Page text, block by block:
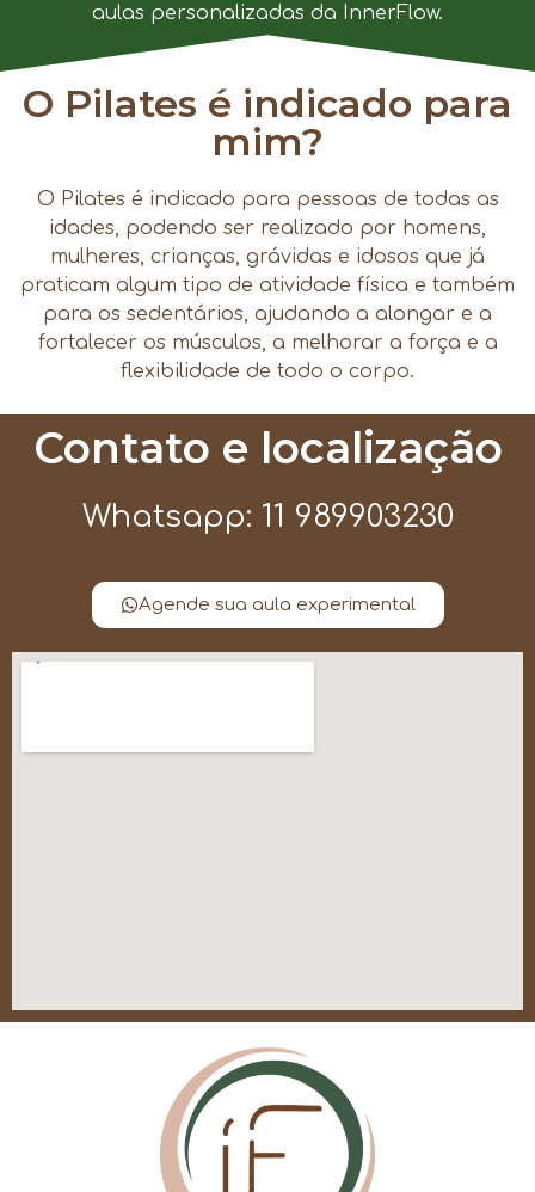
aulas personalizadas da InnerFlow.
O Pilates é indicado para
mim?
O Pilates é indicado para pessoas de todas as
idades, podendo ser realizado por homens,
mulheres, crianças, grávidas e idosos que já
praticam algum tipo de atividade física e também
para os sedentários, ajudando a alongar e a
fortalecer os músculos, a melhorar a força e a
flexibilidade de todo o corpo.
Contato e localização
Whatsapp: 11 989903230
Agende sua aula experimental